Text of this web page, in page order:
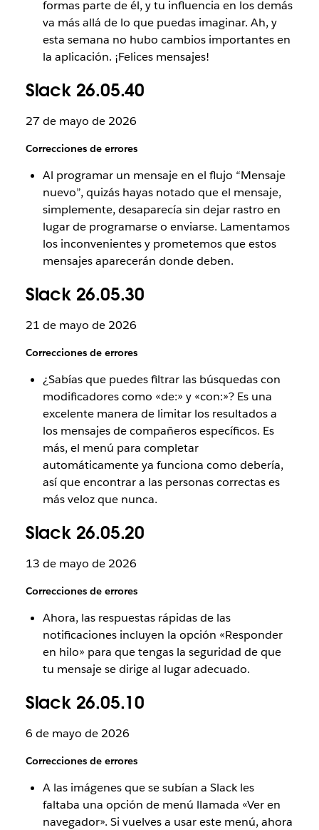
formas parte de él, y tu influencia en los demás
va más allá de lo que puedas imaginar. Ah, y
esta semana no hubo cambios importantes en
la aplicación. ¡Felices mensajes!
Slack 26.05.40
27 de mayo de 2026
Correcciones de errores
Al programar un mensaje en el flujo “Mensaje
nuevo”, quizás hayas notado que el mensaje,
simplemente, desaparecía sin dejar rastro en
lugar de programarse o enviarse. Lamentamos
los inconvenientes y prometemos que estos
mensajes aparecerán donde deben.
Slack 26.05.30
21 de mayo de 2026
Correcciones de errores
¿Sabías que puedes filtrar las búsquedas con
modificadores como «de:» y «con:»? Es una
excelente manera de limitar los resultados a
los mensajes de compañeros específicos. Es
más, el menú para completar
automáticamente ya funciona como debería,
así que encontrar a las personas correctas es
más veloz que nunca.
Slack 26.05.20
13 de mayo de 2026
Correcciones de errores
Ahora, las respuestas rápidas de las
notificaciones incluyen la opción «Responder
en hilo» para que tengas la seguridad de que
tu mensaje se dirige al lugar adecuado.
Slack 26.05.10
6 de mayo de 2026
Correcciones de errores
A las imágenes que se subían a Slack les
faltaba una opción de menú llamada «Ver en
navegador». Si vuelves a usar este menú, ahora